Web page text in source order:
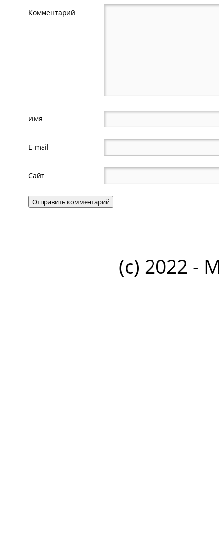
Комментарий
Имя
E-mail
Сайт
(c) 2022 -